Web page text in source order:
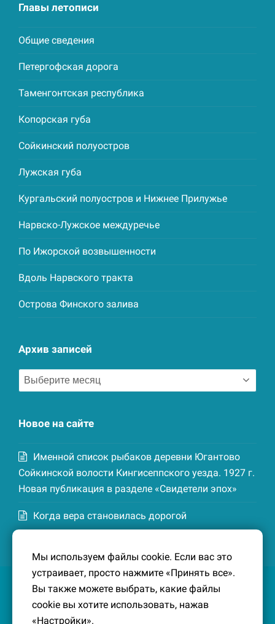
Главы летописи
Общие сведения
Петергофская дорога
Таменгонтская республика
Копорская губа
Сойкинский полуостров
Лужская губа
Кургальский полуостров и Нижнее Прилужье
Нарвско-Лужское междуречье
По Ижорской возвышенности
Вдоль Нарвского тракта
Острова Финского залива
Архив записей
Архив
записей
Новое на сайте
Именной список рыбаков деревни Югантово
Сойкинской волости Кингисеппского уезда. 1927 г.
Новая публикация в разделе «Свидетели эпох»
Когда вера становилась дорогой
Котельской волости Кингисеппского уезда. 1926-
27 гг. Новая публикация в разделе «Свидетели
эпох»
Мы используем файлы cookie. Если вас это
устраивает, просто нажмите «Принять все».
Вы также можете выбрать, какие файлы
cookie вы хотите использовать, нажав
«Настройки».